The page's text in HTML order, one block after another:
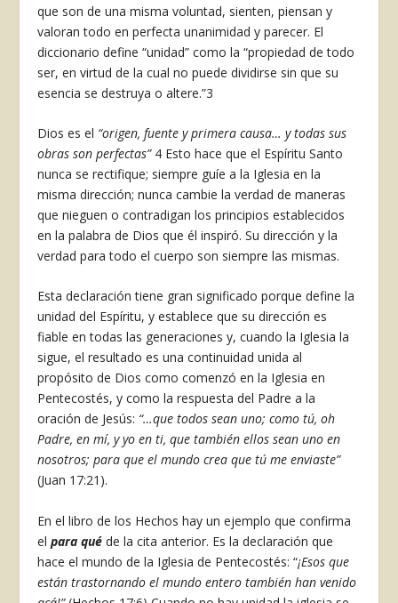
que son de una misma voluntad, sienten, piensan y
valoran todo en perfecta unanimidad y parecer. El
diccionario define “unidad” como la “propiedad de todo
ser, en virtud de la cual no puede dividirse sin que su
esencia se destruya o altere.”3
Dios es el “origen, fuente y primera causa… y todas sus
obras son perfectas” 4 Esto hace que el Espíritu Santo
nunca se rectifique; siempre guíe a la Iglesia en la
misma dirección; nunca cambie la verdad de maneras
que nieguen o contradigan los principios establecidos
en la palabra de Dios que él inspiró. Su dirección y la
verdad para todo el cuerpo son siempre las mismas.
Esta declaración tiene gran significado porque define la
unidad del Espíritu, y establece que su dirección es
fiable en todas las generaciones y, cuando la Iglesia la
sigue, el resultado es una continuidad unida al
propósito de Dios como comenzó en la Iglesia en
Pentecostés, y como la respuesta del Padre a la
oración de Jesús: “…que todos sean uno; como tú, oh
Padre, en mí, y yo en ti, que también ellos sean uno en
nosotros; para que el mundo crea que tú me enviaste”
(Juan 17:21).
En el libro de los Hechos hay un ejemplo que confirma
elpara qué de la cita anterior. Es la declaración que
hace el mundo de la Iglesia de Pentecostés: “¡Esos que
están trastornando el mundo entero también han venido